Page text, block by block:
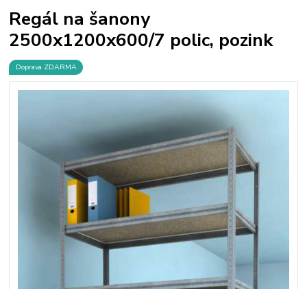
Regál na šanony
2500x1200x600/7 polic, pozink
Doprava ZDARMA